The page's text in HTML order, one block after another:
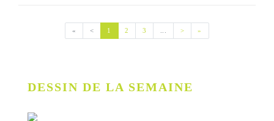
« Première page
<Page précédente
1 (current)
2 3 >Page suivante
»
DESSIN DE LA SEMAINE